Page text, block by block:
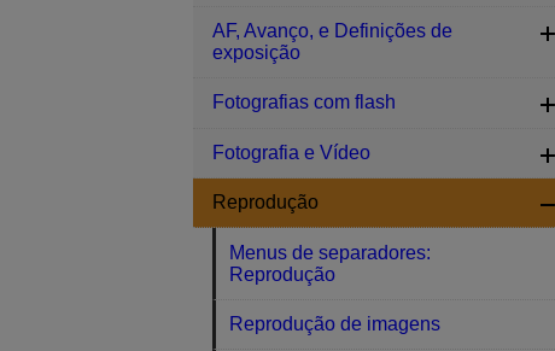
AF, Avanço, e Definições de
exposição
Fotografias com flash
Fotografia e Vídeo
Reprodução
Menus de separadores:
Reprodução
Reprodução de imagens